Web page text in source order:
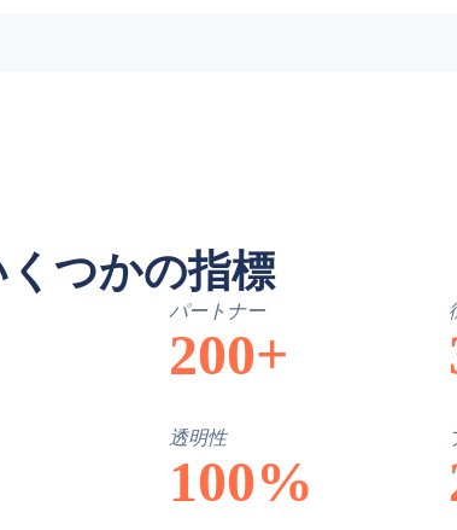
つかの指標
パートナー
200+
透明性
100%